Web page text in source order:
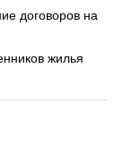
договоров на
жилья